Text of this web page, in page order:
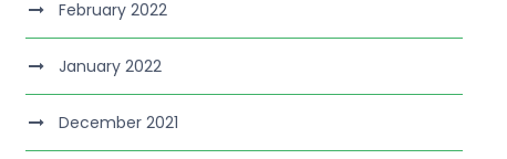
February 2022
January 2022
December 2021